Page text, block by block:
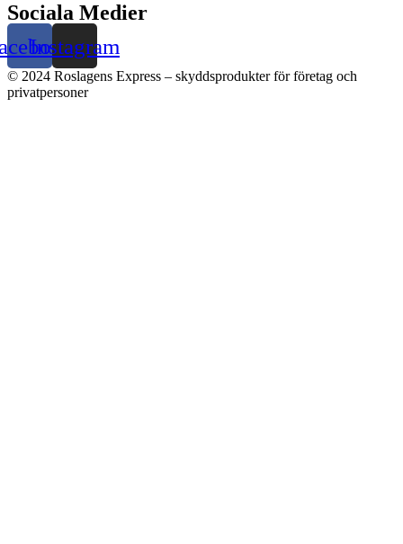
Sociala Medier
Instagram
© 2024 Roslagens Express – skyddsprodukter för företag och
privatpersoner